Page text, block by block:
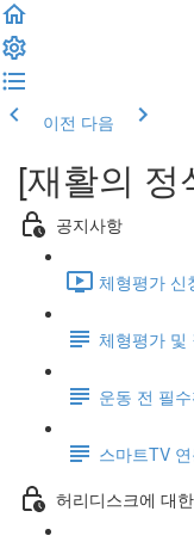
이전 다음
[재활의 정
공지사항
체형평가 신
체형평가
운동 전 필
스마트TV
허리디스크에 대